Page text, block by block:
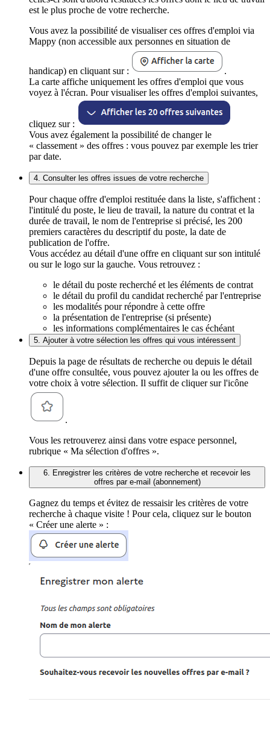
est le plus proche de votre recherche.
Vous avez la possibilité de visualiser ces offres d'emploi via
Mappy (non accessible aux personnes en situation de
handicap) en cliquant sur :
.
La carte affiche uniquement les offres d'emploi que vous
voyez à l'écran. Pour visualiser les offres d'emploi suivantes,
cliquez sur :
Vous avez également la possibilité de changer le
« classement » des offres : vous pouvez par exemple les trier
par date.
4. Consulter les offres issues de votre recherche
Pour chaque offre d'emploi restituée dans la liste, s'affichent :
l'intitulé du poste, le lieu de travail, la nature du contrat et la
durée de travail, le nom de l'entreprise si précisé, les 200
premiers caractères du descriptif du poste, la date de
publication de l'offre.
Vous accédez au détail d'une offre en cliquant sur son intitulé
ou sur le logo sur la gauche. Vous retrouvez :
le détail du poste recherché et les éléments de contrat
le détail du profil du candidat recherché par l'entreprise
les modalités pour répondre à cette offre
la présentation de l'entreprise (si présente)
les informations complémentaires le cas échéant
5. Ajouter à votre sélection les offres qui vous intéressent
Depuis la page de résultats de recherche ou depuis le détail
d'une offre consultée, vous pouvez ajouter la ou les offres de
votre choix à votre sélection. Il suffit de cliquer sur l'icône
.
Vous les retrouverez ainsi dans votre espace personnel,
rubrique « Ma sélection d'offres ».
6. Enregistrer les critères de votre recherche et recevoir les
offres par e-mail (abonnement)
Gagnez du temps et évitez de ressaisir les critères de votre
recherche à chaque visite ! Pour cela, cliquez sur le bouton
« Créer une alerte » :